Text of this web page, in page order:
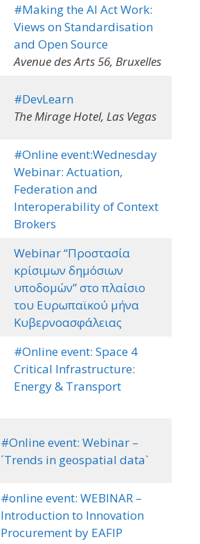
#Making the AI Act Work:
Views on Standardisation
and Open Source
Avenue des Arts 56, Bruxelles
#DevLearn
The Mirage Hotel, Las Vegas
#Online event:Wednesday
Webinar: Actuation,
Federation and
Interoperability of Context
Brokers
Webinar “Προστασία
κρίσιμων δημόσιων
υποδομών” στο πλαίσιο
του Ευρωπαϊκού μήνα
Κυβερνοασφάλειας
#Online event: Space 4
Critical Infrastructure:
Energy & Transport
#Online event: Webinar –
´Trends in geospatial data`
#online event: WEBINAR –
Introduction to Innovation
Procurement by EAFIP